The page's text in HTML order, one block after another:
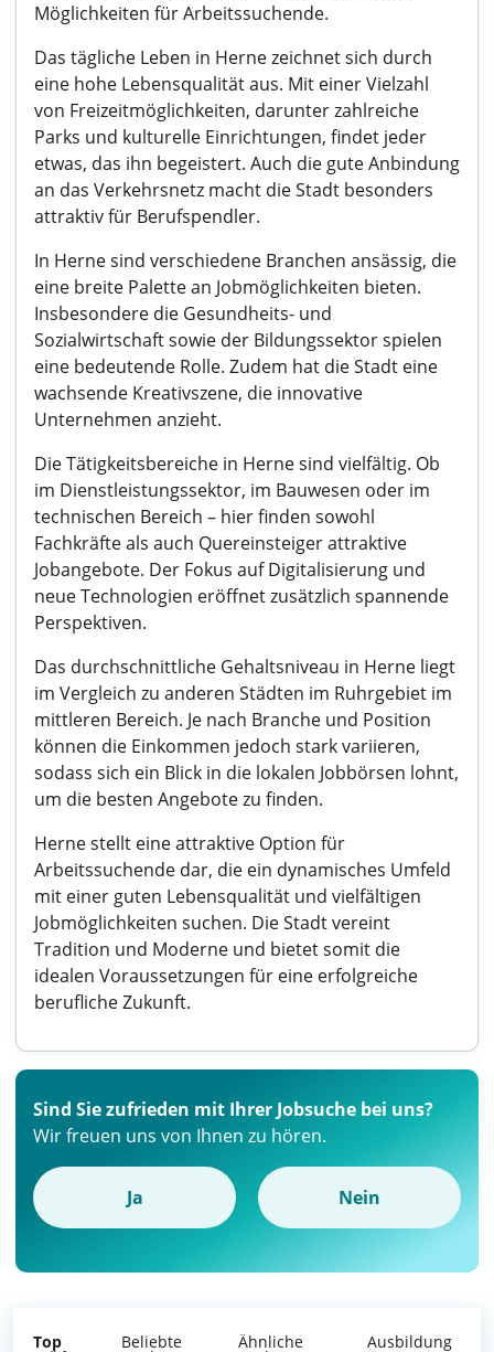
Möglichkeiten für Arbeitssuchende.
Das tägliche Leben in Herne zeichnet sich durch
eine hohe Lebensqualität aus. Mit einer Vielzahl
von Freizeitmöglichkeiten, darunter zahlreiche
Parks und kulturelle Einrichtungen, findet jeder
etwas, das ihn begeistert. Auch die gute Anbindung
an das Verkehrsnetz macht die Stadt besonders
attraktiv für Berufspendler.
In Herne sind verschiedene Branchen ansässig, die
eine breite Palette an Jobmöglichkeiten bieten.
Insbesondere die Gesundheits- und
Sozialwirtschaft sowie der Bildungssektor spielen
eine bedeutende Rolle. Zudem hat die Stadt eine
wachsende Kreativszene, die innovative
Unternehmen anzieht.
Die Tätigkeitsbereiche in Herne sind vielfältig. Ob
im Dienstleistungssektor, im Bauwesen oder im
technischen Bereich – hier finden sowohl
Fachkräfte als auch Quereinsteiger attraktive
Jobangebote. Der Fokus auf Digitalisierung und
neue Technologien eröffnet zusätzlich spannende
Perspektiven.
Das durchschnittliche Gehaltsniveau in Herne liegt
im Vergleich zu anderen Städten im Ruhrgebiet im
mittleren Bereich. Je nach Branche und Position
können die Einkommen jedoch stark variieren,
sodass sich ein Blick in die lokalen Jobbörsen lohnt,
um die besten Angebote zu finden.
Herne stellt eine attraktive Option für
Arbeitssuchende dar, die ein dynamisches Umfeld
mit einer guten Lebensqualität und vielfältigen
Jobmöglichkeiten suchen. Die Stadt vereint
Tradition und Moderne und bietet somit die
idealen Voraussetzungen für eine erfolgreiche
berufliche Zukunft.
Sind Sie zufrieden mit Ihrer Jobsuche bei uns?
Wir freuen uns von Ihnen zu hören.
Ja Nein
Top Beliebte Ähnliche Ausbildung